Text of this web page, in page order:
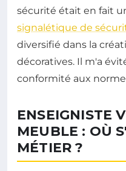
sécurité était en fait
signalétique de
diversifié dans la
décoratives. Il m'a
conformité aux
ENSEIGNISTE
MEUBLE : OÙ
MÉTIER ?